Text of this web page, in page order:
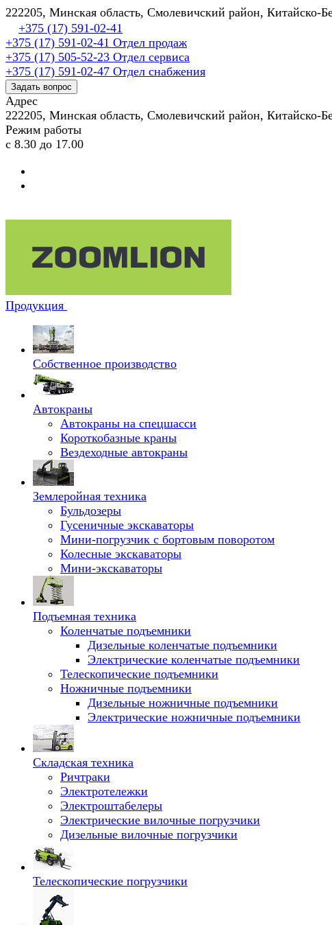
222205, Минская область, Смолевичский район,
+375 (17) 591-02-41
+375 (17) 591-02-41 Отдел продаж
+375 (17) 505-52-23 Отдел сервиса
+375 (17) 591-02-47 Отдел снабжения
Задать вопрос
Адрес
222205, Минская область, Смолевичский район,
Режим работы
с 8.30 до 17.00
Продукция
Собственное производство
Автокраны
Автокраны на спецшасси
Короткобазные краны
Вездеходные автокраны
Землеройная техника
Бульдозеры
Гусеничные экскаваторы
Мини-погрузчик с бортовым поворотом
Колесные экскаваторы
Мини-экскаваторы
Подъемная техника
Коленчатые подъемники
Дизельные коленчатые подъемники
Электрические коленчатые подъемники
Телескопические подъемники
Ножничные подъемники
Дизельные ножничные подъемники
Электрические ножничные подъемники
Складская техника
Ричтраки
Электротележки
Электроштабелеры
Электрические вилочные погрузчики
Дизельные вилочные погрузчики
Телескопические погрузчики